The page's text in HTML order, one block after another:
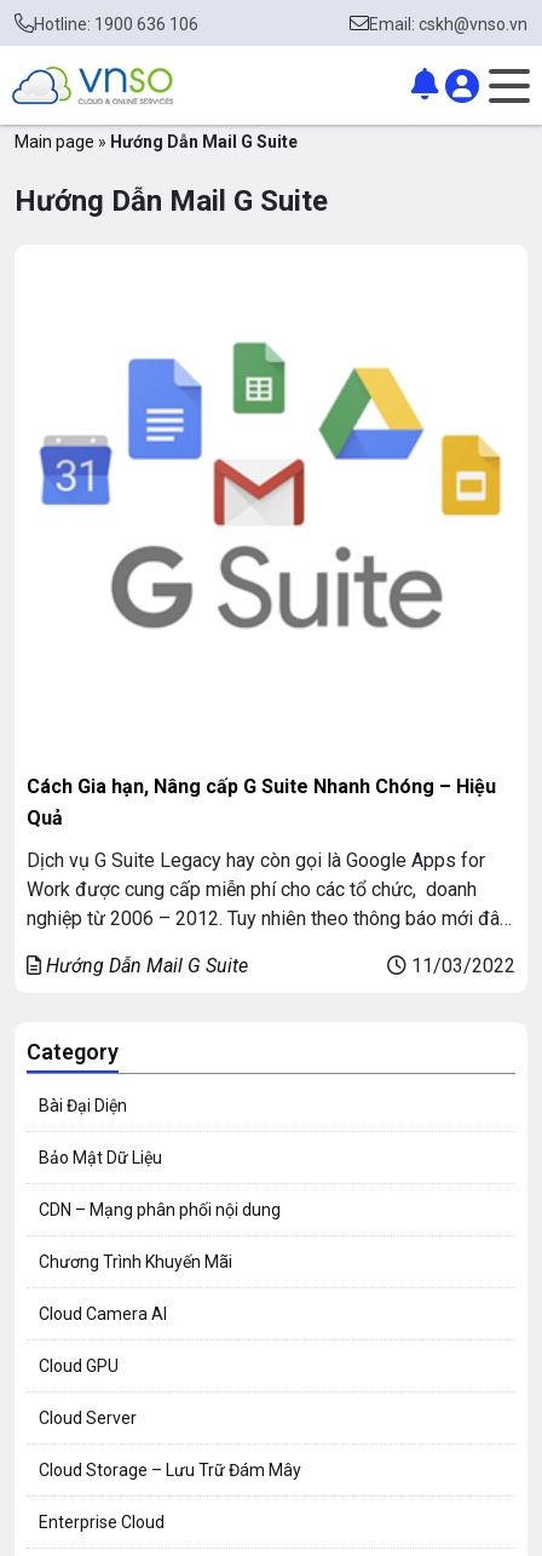
Hotline: 1900 636 106 Email: cskh@vnso.vn
Main page » Hướng Dẫn Mail G Suite
Hướng Dẫn Mail G Suite
Cách Gia hạn, Nâng cấp G Suite Nhanh Chóng – Hiệu
Quả
Dịch vụ G Suite Legacy hay còn gọi là Google Apps for
Work được cung cấp miễn phí cho các tổ chức, doanh
nghiệp từ 2006 – 2012. Tuy nhiên theo thông báo mới đây
khoản này bắt đầu từ tháng 5/2022.
Hướng Dẫn Mail G Suite 11/03/2022
Category
Bài Đại Diện
Bảo Mật Dữ Liệu
CDN – Mạng phân phối nội dung
Chương Trình Khuyến Mãi
Cloud Camera AI
Cloud GPU
Cloud Server
Cloud Storage – Lưu Trữ Đám Mây
Enterprise Cloud